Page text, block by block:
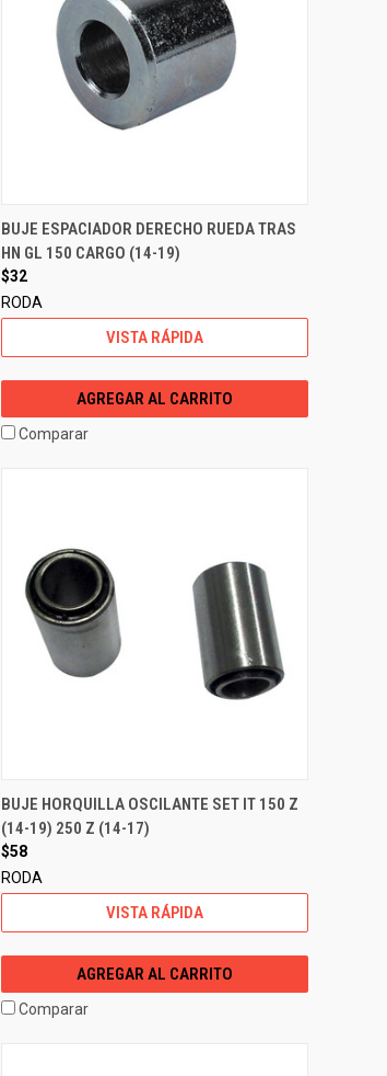
BUJE ESPACIADOR DERECHO RUEDA TRAS
HN GL 150 CARGO (14-19)
$32
RODA
VISTA RÁPIDA
AGREGAR AL CARRITO
Comparar
BUJE HORQUILLA OSCILANTE SET IT 150 Z
(14-19) 250 Z (14-17)
$58
RODA
VISTA RÁPIDA
AGREGAR AL CARRITO
Comparar